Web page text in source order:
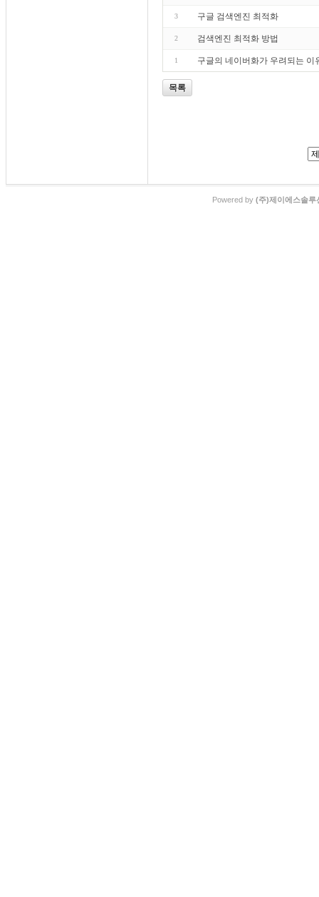
3 구글 검색엔진 최적화
2 검색엔진 최적화 방법
1 구글의 네이버화가 우려되는 이
목록
Powered by (주)제이에스솔루